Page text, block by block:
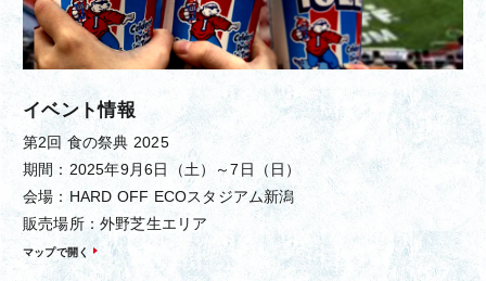
イベント情報
第2回 食の祭典 2025
期間：2025年9月6日（土）～7日（日）
会場：HARD OFF ECOスタジアム新潟
販売場所：外野芝生エリア
マップで開く